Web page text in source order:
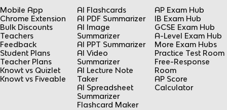
Mobile App
Chrome Extension
Bulk Discounts
Teachers
Feedback
Student Plans
Teacher Plans
Knowt vs Quizlet
Knowt vs Fiveable
AI Flashcards
AI PDF Summarizer
AI Image
Summarizer
AI PPT Summarizer
AI Video
Summarizer
AI Lecture Note
Taker
AI Spreadsheet
Summarizer
Flashcard Maker
AP Exam Hub
IB Exam Hub
GCSE Exam Hub
A-Level Exam Hub
More Exam Hubs
Practice Test Room
Free-Response
Room
AP Score
Calculator